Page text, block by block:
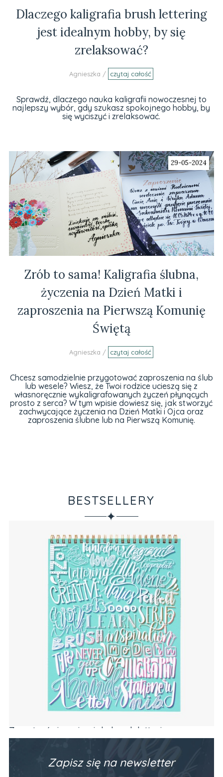
Dlaczego kaligrafia brush lettering
jest idealnym hobby, by się
zrelaksować?
Agnieszka / czytaj całość
Sprawdź, dlaczego nauka kaligrafii nowoczesnej to
najlepszy wybór, gdy szukasz spokojnego hobby, by
się wyciszyć i zrelaksować.
29-05-2024
Zrób to sama! Kaligrafia ślubna,
życzenia na Dzień Matki i
zaproszenia na Pierwszą Komunię
Świętą
Agnieszka / czytaj całość
Chcesz samodzielnie przygotować zaproszenia na ślub
lub wesele? Wiesz, że Twoi rodzice ucieszą się z
własnoręcznie wykaligrafowanych życzeń płynących
prosto z serca? W tym wpisie dowiesz się, jak stworzyć
zachwycające życzenia na Dzień Matki i Ojca oraz
zaproszenia ślubne lub na Pierwszą Komunię.
BESTSELLERY
✦
Zeszyt z ćwiczeniami do brush letteringu
PODSTAWY (alfabet, codzienne frazy)
Zapisz się na newsletter